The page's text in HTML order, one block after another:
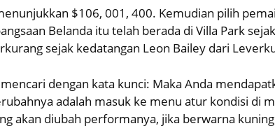
$106, 001, 400. Kemudian pilih
Belanda itu telah berada di Villa Park
sejak kedatangan Leon Bailey dari
dengan kata kunci: Maka Anda
adalah masuk ke menu atur kondisi di
akan diubah performanya, jika berwarna